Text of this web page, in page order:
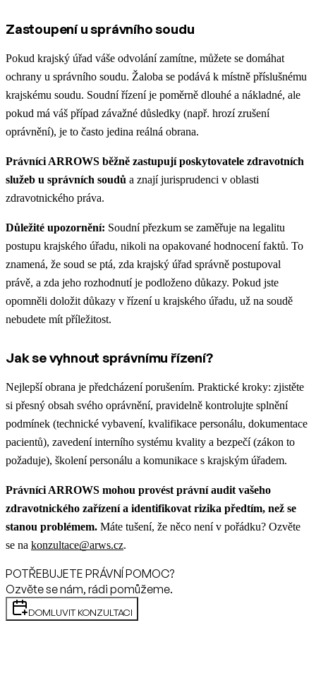
Zastoupení u správního soudu
Pokud krajský úřad váše odvolání zamítne, můžete se domáhat
ochrany u správního soudu. Žaloba se podává k místně příslušnému
krajskému soudu. Soudní řízení je poměrně dlouhé a nákladné, ale
pokud má váš případ závažné důsledky (např. hrozí zrušení
oprávnění), je to často jedina reálná obrana.
Právníci ARROWS běžně zastupují poskytovatele zdravotních
služeb u správních soudů a znají jurisprudenci v oblasti
zdravotnického práva.
Důležité upozornění: Soudní přezkum se zaměřuje na legalitu
postupu krajského úřadu, nikoli na opakované hodnocení faktů. To
znamená, že soud se ptá, zda krajský úřad správně postupoval
právě, a zda jeho rozhodnutí je podloženo důkazy. Pokud jste
opomněli doložit důkazy v řízení u krajského úřadu, už na soudě
nebudete mít příležitost.
Jak se vyhnout správnímu řízení?
Nejlepší obrana je předcházení porušením. Praktické kroky: zjistěte
si přesný obsah svého oprávnění, pravidelně kontrolujte splnění
podmínek (technické vybavení, kvalifikace personálu, dokumentace
pacientů), zavedení interního systému kvality a bezpečí (zákon to
požaduje), školení personálu a komunikace s krajským úřadem.
Právníci ARROWS mohou provést právní audit vašeho
zdravotnického zařízení a identifikovat rizika předtím, než se
stanou problémem. Máte tušení, že něco není v pořádku? Ozvěte
se na konzultace@arws.cz.
POTŘEBUJETE PRÁVNÍ POMOC?
Ozvěte se nám, rádi pomůžeme.
DOMLUVIT KONZULTACI